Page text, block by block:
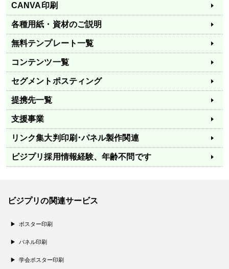
CANVA印刷
各種用紙・資材のご説明
無料テンプレート一覧
コンテンツ一覧
セグメントポスティング
提携先一覧
支援事業
リンク集大判印刷･パネル製作関連
ビジプリ採用情報経験、年齢不問です
ビジプリの関連サービス
ポスター印刷
パネル印刷
学会ポスター印刷